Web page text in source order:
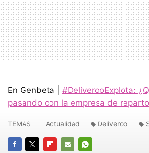
En Genbeta | #DeliverooExplota:
pasando con la empresa de
TEMAS Actualidad Deliveroo